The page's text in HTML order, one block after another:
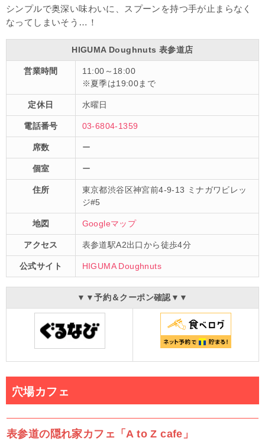
シンプルで奥深い味わいに、スプーンを持つ手が止まらなく
なってしまいそう…！
HIGUMA Doughnuts 表参道店
営業時間
11:00～18:00
※夏季は19:00まで
定休日 水曜日
電話番号 03-6804-1359
席数 ー
個室 ー
住所
東京都渋谷区神宮前4-9-13 ミナガワビレッ
ジ#5
地図 Googleマップ
アクセス 表参道駅A2出口から徒歩4分
公式サイト HIGUMA Doughnuts
▼▼予約＆クーポン確認▼▼
穴場カフェ
表参道の隠れ家カフェ「A to Z cafe」